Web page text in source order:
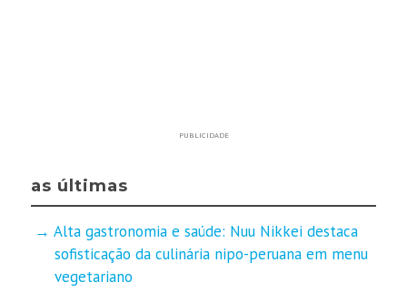
PUBLICIDADE
as últimas
Alta gastronomia e saúde: Nuu Nikkei destaca
sofisticação da culinária nipo-peruana em menu
vegetariano